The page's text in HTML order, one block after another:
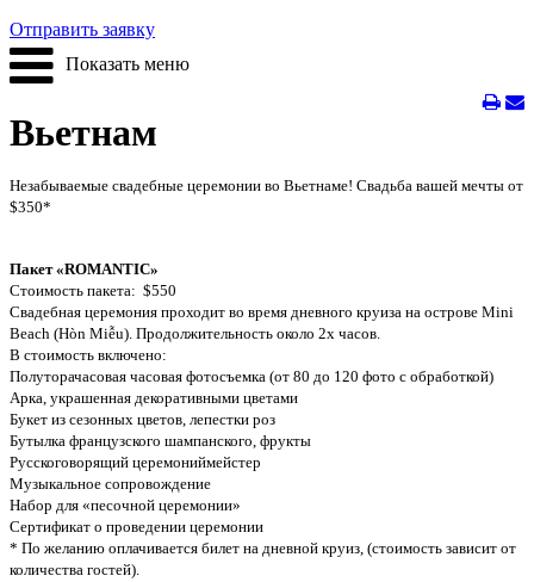
Отправить заявку
Показать меню
Вьетнам
Незабываемые свадебные церемонии во Вьетнаме! Свадьба вашей мечты от
$350*
Пакет «ROMANTIC»
Стоимость пакета: $550
Свадебная церемония проходит во время дневного круиза на острове Mini
Beach (Hòn Miễu). Продолжительность около 2х часов.
В стоимость включено:
Полуторачасовая часовая фотосъемка (от 80 до 120 фото с обработкой)
Арка, украшенная декоративными цветами
Букет из сезонных цветов, лепестки роз
Бутылка французского шампанского, фрукты
Русскоговорящий церемониймейстер
Музыкальное сопровождение
Набор для «песочной церемонии»
Сертификат о проведении церемонии
* По желанию оплачивается билет на дневной круиз, (стоимость зависит от
количества гостей).